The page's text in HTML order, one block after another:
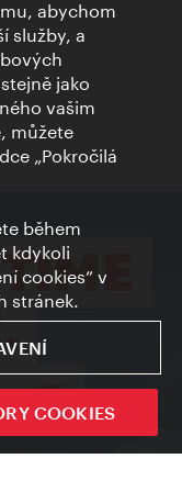
abychom
služby, a
jako
vašim
můžete
„Pokročilá
během
kdykoli
cookies” v
stránek.
COOKIES